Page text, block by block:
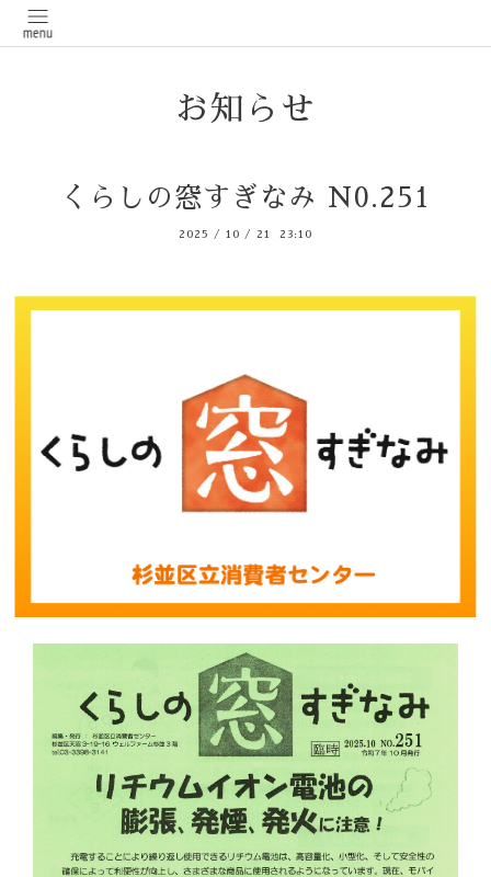
お知らせ
くらしの窓すぎなみ N0.251
2025 / 10 / 21 23:10